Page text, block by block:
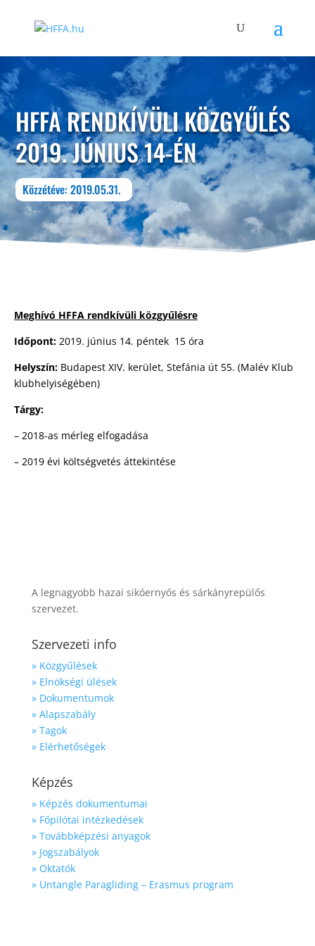
HFFA RENDKÍVÜLI KÖZGYŰLÉS
2019. JÚNIUS 14-ÉN
Közzétéve: 2019.05.31.
Meghívó HFFA rendkívüli közgyűlésre
Időpont: 2019. június 14. péntek 15 óra
Helyszín: Budapest XIV. kerület, Stefánia út 55. (Malév Klub
klubhelyiségében)
Tárgy:
– 2018-as mérleg elfogadása
– 2019 évi költségvetés áttekintése
A legnagyobb hazai sikóernyős és sárkányrepülős
szervezet.
Szervezeti info
» Közgyűlések
» Elnökségi ülések
» Dokumentumok
» Alapszabály
» Tagok
» Elérhetőségek
Képzés
» Képzés dokumentumai
» Főpilótai intézkedések
» Továbbképzési anyagok
» Jogszabályok
» Oktatók
» Untangle Paragliding – Erasmus program